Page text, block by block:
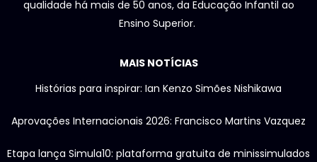
qualidade há mais de 50 anos, da Educação Infantil ao
Ensino Superior.
MAIS NOTÍCIAS
Histórias para inspirar: Ian Kenzo Simões Nishikawa
Aprovações Internacionais 2026: Francisco Martins Vazquez
Etapa lança Simula10: plataforma gratuita de minissimulados